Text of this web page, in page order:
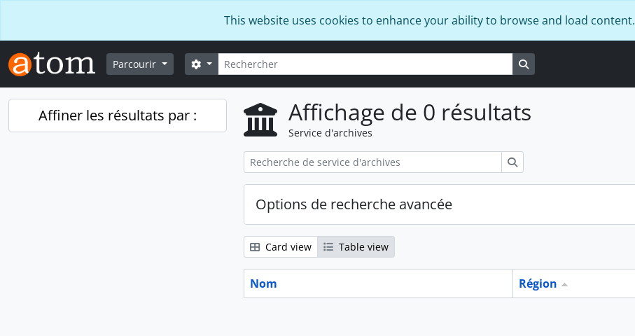
This website uses cookies to enhance your ability to browse and load content.
Parcourir Rechercher
Search options
Affiner les résultats par : Affichage de 0 résultats
Service d'archives
Options de recherche avancée
Card view Table view
Nom Région